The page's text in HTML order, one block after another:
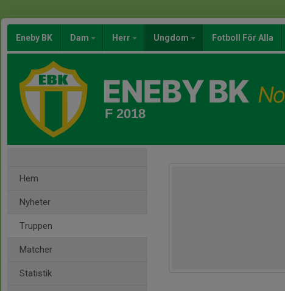
Eneby BK Dam Herr Ungdom Fotboll För Alla
F 2018
Hem
Nyheter
Truppen
Matcher
Statistik